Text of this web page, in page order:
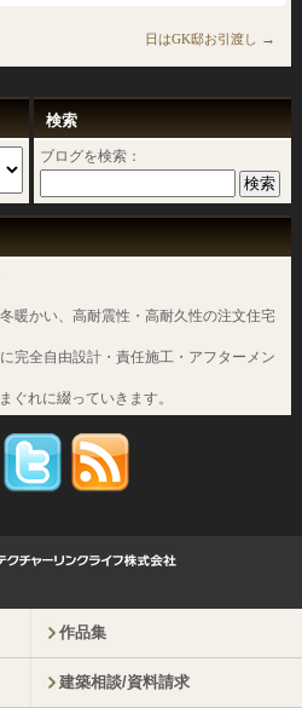
日はGK邸お引渡し →
検索
ブログを検索：
暖かい、高耐震性・高耐久性の注文住宅
完全自由設計・責任施工・アフターメン
ぐれに綴っていきます。
作品集
建築相談/資料請求